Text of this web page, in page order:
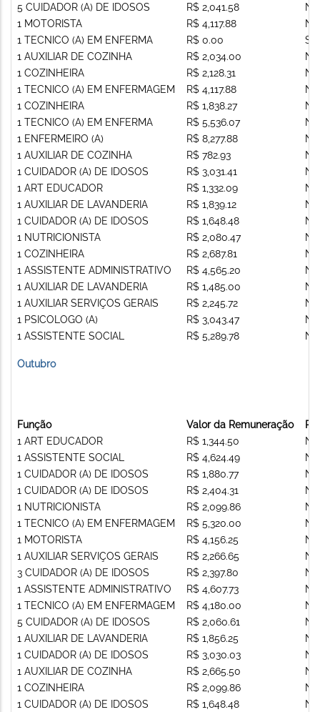
5 CUIDADOR (A) DE IDOSOS
1 MOTORISTA
1 TECNICO (A) EM ENFERMA
1 AUXILIAR DE COZINHA
1 COZINHEIRA
1 TECNICO (A) EM ENFERMAGEM
1 COZINHEIRA
1 TECNICO (A) EM ENFERMA
1 ENFERMEIRO (A)
1 AUXILIAR DE COZINHA
1 CUIDADOR (A) DE IDOSOS
1 ART EDUCADOR
1 AUXILIAR DE LAVANDERIA
1 CUIDADOR (A) DE IDOSOS
1 NUTRICIONISTA
1 COZINHEIRA
1 ASSISTENTE ADMINISTRATIVO
1 AUXILIAR DE LAVANDERIA
1 AUXILIAR SERVIÇOS GERAIS
1 PSICOLOGO (A)
1 ASSISTENTE SOCIAL
R$ 2,041.58
R$ 4,117.88
R$ 0.00
R$ 2,034.00
R$ 2,128.31
R$ 4,117.88
R$ 1,838.27
R$ 5,536.07
R$ 8,277.88
R$ 782.93
R$ 3,031.41
R$ 1,332.09
R$ 1,839.12
R$ 1,648.48
R$ 2,080.47
R$ 2,687.81
R$ 4,565.20
R$ 1,485.00
R$ 2,245.72
R$ 3,043.47
R$ 5,289.78
Outubro
Função
1 ART EDUCADOR
1 ASSISTENTE SOCIAL
1 CUIDADOR (A) DE IDOSOS
1 CUIDADOR (A) DE IDOSOS
1 NUTRICIONISTA
1 TECNICO (A) EM ENFERMAGEM
1 MOTORISTA
1 AUXILIAR SERVIÇOS GERAIS
3 CUIDADOR (A) DE IDOSOS
1 ASSISTENTE ADMINISTRATIVO
1 TECNICO (A) EM ENFERMAGEM
5 CUIDADOR (A) DE IDOSOS
1 AUXILIAR DE LAVANDERIA
1 CUIDADOR (A) DE IDOSOS
1 AUXILIAR DE COZINHA
1 COZINHEIRA
1 CUIDADOR (A) DE IDOSOS
Valor da Remuneração
R$ 1,344.50
R$ 4,624.49
R$ 1,880.77
R$ 2,404.31
R$ 2,099.86
R$ 5,320.00
R$ 4,156.25
R$ 2,266.65
R$ 2,397.80
R$ 4,607.73
R$ 4,180.00
R$ 2,060.61
R$ 1,856.25
R$ 3,030.03
R$ 2,665.50
R$ 2,099.86
R$ 1,648.48